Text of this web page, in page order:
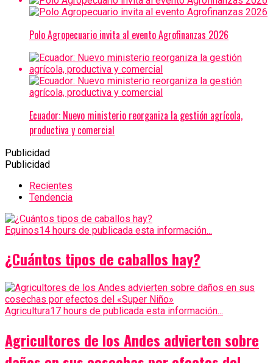
Polo Agropecuario invita al evento Agrofinanzas 2026
Ecuador: Nuevo ministerio reorganiza la gestión agrícola,
productiva y comercial
Publicidad
Publicidad
Recientes
Tendencia
Equinos14 hours de publicada esta información...
¿Cuántos tipos de caballos hay?
Agricultura17 hours de publicada esta información...
Agricultores de los Andes advierten sobre